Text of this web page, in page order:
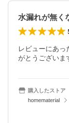
水漏れが無く
レビューにあっ
がとうございま
購入したストア
homematerial